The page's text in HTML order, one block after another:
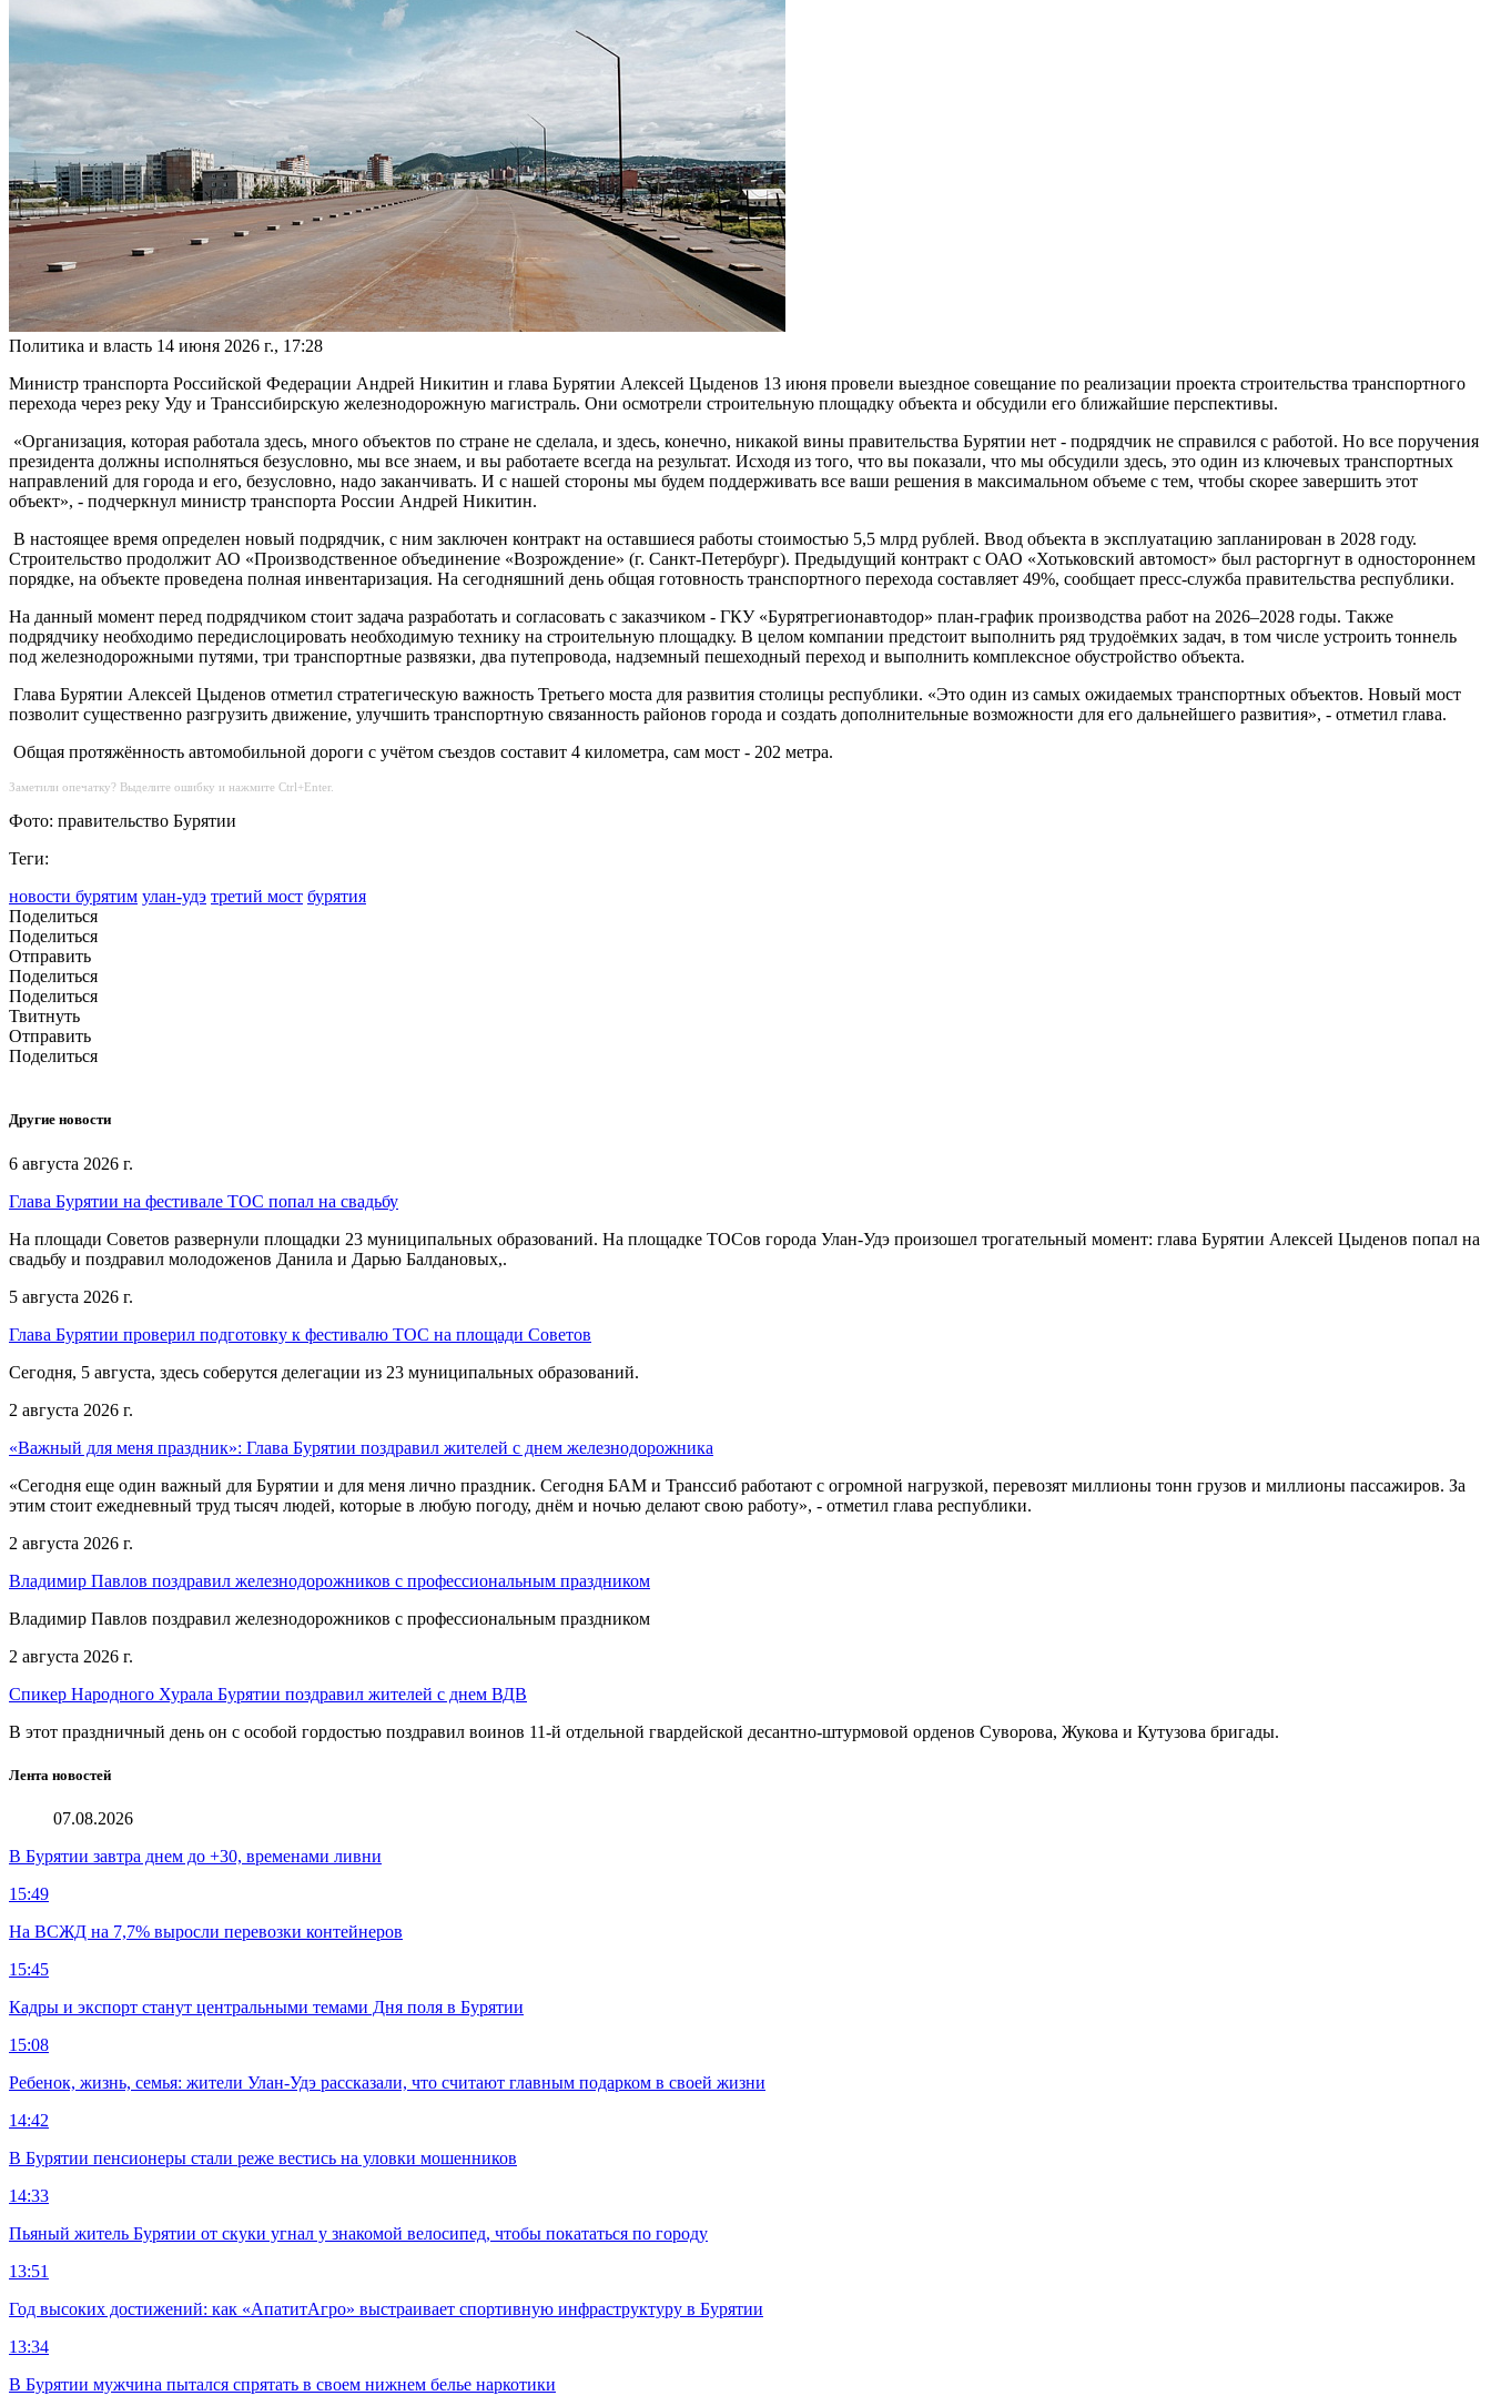
Политика и власть 14 июня 2026 г., 17:28
Министр транспорта Российской Федерации Андрей Никитин и глава Бурятии Алексей Цыденов 13 июня провели выездное совещание по реализации проекта строительства транспортного
перехода через реку Уду и Транссибирскую железнодорожную магистраль. Они осмотрели строительную площадку объекта и обсудили его ближайшие перспективы.
«Организация, которая работала здесь, много объектов по стране не сделала, и здесь, конечно, никакой вины правительства Бурятии нет - подрядчик не справился с работой. Но все поручения
президента должны исполняться безусловно, мы все знаем, и вы работаете всегда на результат. Исходя из того, что вы показали, что мы обсудили здесь, это один из ключевых транспортных
направлений для города и его, безусловно, надо заканчивать. И с нашей стороны мы будем поддерживать все ваши решения в максимальном объеме с тем, чтобы скорее завершить этот
объект», - подчеркнул министр транспорта России Андрей Никитин.
В настоящее время определен новый подрядчик, с ним заключен контракт на оставшиеся работы стоимостью 5,5 млрд рублей. Ввод объекта в эксплуатацию запланирован в 2028 году.
Строительство продолжит АО «Производственное объединение «Возрождение» (г. Санкт-Петербург). Предыдущий контракт с ОАО «Хотьковский автомост» был расторгнут в одностороннем
порядке, на объекте проведена полная инвентаризация. На сегодняшний день общая готовность транспортного перехода составляет 49%, сообщает пресс-служба правительства республики.
На данный момент перед подрядчиком стоит задача разработать и согласовать с заказчиком - ГКУ «Бурятрегионавтодор» план-график производства работ на 2026–2028 годы. Также
подрядчику необходимо передислоцировать необходимую технику на строительную площадку. В целом компании предстоит выполнить ряд трудоёмких задач, в том числе устроить тоннель
под железнодорожными путями, три транспортные развязки, два путепровода, надземный пешеходный переход и выполнить комплексное обустройство объекта.
Глава Бурятии Алексей Цыденов отметил стратегическую важность Третьего моста для развития столицы республики. «Это один из самых ожидаемых транспортных объектов. Новый мост
позволит существенно разгрузить движение, улучшить транспортную связанность районов города и создать дополнительные возможности для его дальнейшего развития», - отметил глава.
Общая протяжённость автомобильной дороги с учётом съездов составит 4 километра, сам мост - 202 метра.
Заметили опечатку? Выделите ошибку и нажмите Ctrl+Enter.
Фото: правительство Бурятии
Теги:
новости бурятим улан-удэ третий мост бурятия
Поделиться
Поделиться
Отправить
Поделиться
Поделиться
Твитнуть
Отправить
Поделиться
Другие новости
6 августа 2026 г.
Глава Бурятии на фестивале ТОС попал на свадьбу
На площади Советов развернули площадки 23 муниципальных образований. На площадке ТОСов города Улан-Удэ произошел трогательный момент: глава Бурятии Алексей Цыденов попал на
свадьбу и поздравил молодоженов Данила и Дарью Балдановых,.
5 августа 2026 г.
Глава Бурятии проверил подготовку к фестивалю ТОС на площади Советов
Сегодня, 5 августа, здесь соберутся делегации из 23 муниципальных образований.
2 августа 2026 г.
«Важный для меня праздник»: Глава Бурятии поздравил жителей с днем железнодорожника
«Сегодня еще один важный для Бурятии и для меня лично праздник. Сегодня БАМ и Транссиб работают с огромной нагрузкой, перевозят миллионы тонн грузов и миллионы пассажиров. За
этим стоит ежедневный труд тысяч людей, которые в любую погоду, днём и ночью делают свою работу», - отметил глава республики.
2 августа 2026 г.
Владимир Павлов поздравил железнодорожников с профессиональным праздником
Владимир Павлов поздравил железнодорожников с профессиональным праздником
2 августа 2026 г.
Спикер Народного Хурала Бурятии поздравил жителей с днем ВДВ
В этот праздничный день он с особой гордостью поздравил воинов 11-й отдельной гвардейской десантно-штурмовой орденов Суворова, Жукова и Кутузова бригады.
Лента новостей
07.08.2026
В Бурятии завтра днем до +30, временами ливни
15:49
На ВСЖД на 7,7% выросли перевозки контейнеров
15:45
Кадры и экспорт станут центральными темами Дня поля в Бурятии
15:08
Ребенок, жизнь, семья: жители Улан-Удэ рассказали, что считают главным подарком в своей жизни
14:42
В Бурятии пенсионеры стали реже вестись на уловки мошенников
14:33
Пьяный житель Бурятии от скуки угнал у знакомой велосипед, чтобы покататься по городу
13:51
Год высоких достижений: как «АпатитАгро» выстраивает спортивную инфраструктуру в Бурятии
13:34
В Бурятии мужчина пытался спрятать в своем нижнем белье наркотики